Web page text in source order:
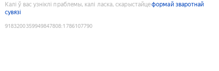
Калі ў вас узніклі праблемы, калі ласка, скарыстайцеформай зваротнай
сувязі
9183200359949847808:1786107790